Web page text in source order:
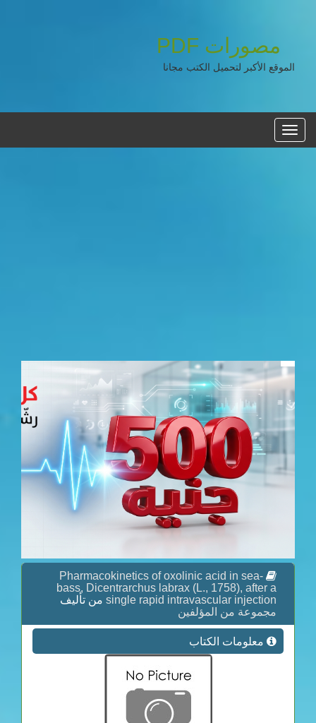
مصورات PDF
الموقع الأكبر لتحميل الكتب مجانا
القائمه
الرئيسية
Pharmacokinetics of oxolinic acid in sea-
bass, Dicentrarchus labrax (L., 1758), after a
single rapid intravascular injection من تأليف
مجموعة من المؤلفين
معلومات الكتاب